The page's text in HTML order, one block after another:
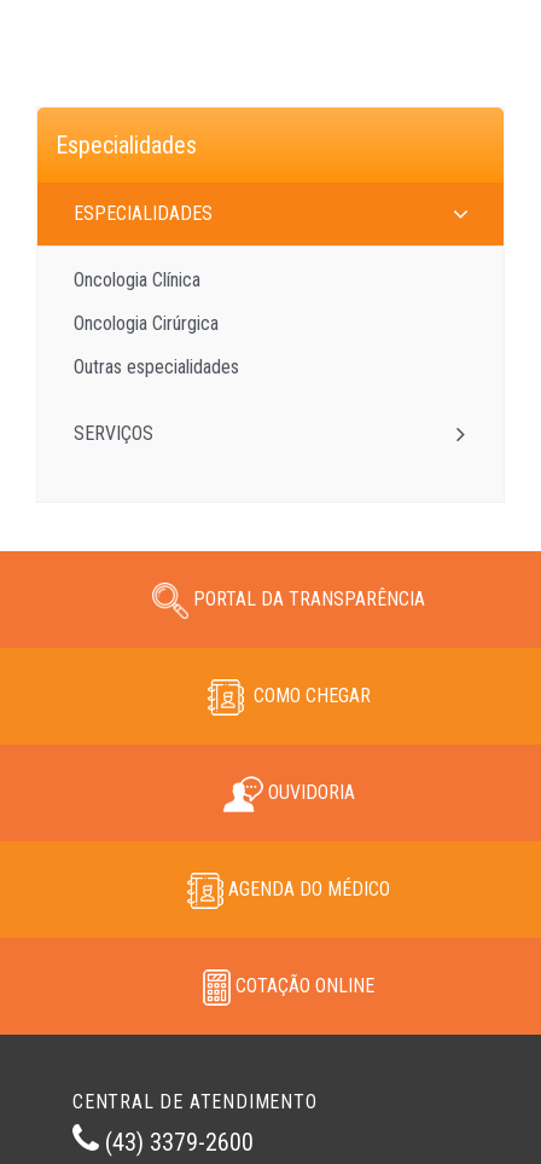
Especialidades
ESPECIALIDADES
Oncologia Clínica
Oncologia Cirúrgica
Outras especialidades
SERVIÇOS
PORTAL DA TRANSPARÊNCIA
COMO CHEGAR
OUVIDORIA
AGENDA DO MÉDICO
COTAÇÃO ONLINE
CENTRAL DE ATENDIMENTO
(43) 3379-2600